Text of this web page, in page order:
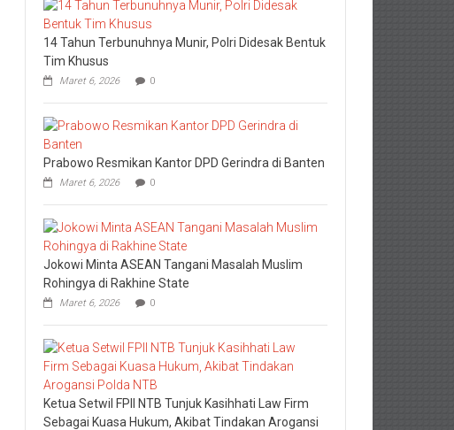
14 Tahun Terbunuhnya Munir, Polri Didesak Bentuk
Tim Khusus
Maret 6, 2026 0
Prabowo Resmikan Kantor DPD Gerindra di Banten
Maret 6, 2026 0
Jokowi Minta ASEAN Tangani Masalah Muslim
Rohingya di Rakhine State
Maret 6, 2026 0
Ketua Setwil FPII NTB Tunjuk Kasihhati Law Firm
Sebagai Kuasa Hukum, Akibat Tindakan Arogansi